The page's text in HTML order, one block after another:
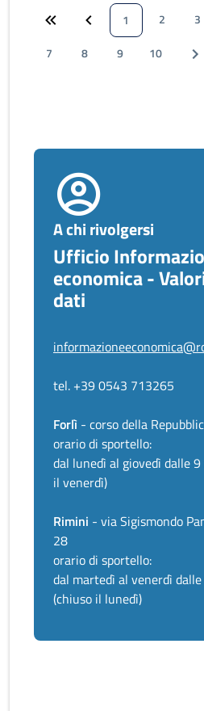
1 2 3
7
8 9 10
A chi rivolgersi
Ufficio
economica -
dati
tel. +39 0543 713265
Forlì - corso della
orario di sportello:
dal lunedì al giovedì dalle
il venerdì)
Rimini - via Sigismondo
28
orario di sportello:
dal martedì al venerdì
(chiuso il lunedì)